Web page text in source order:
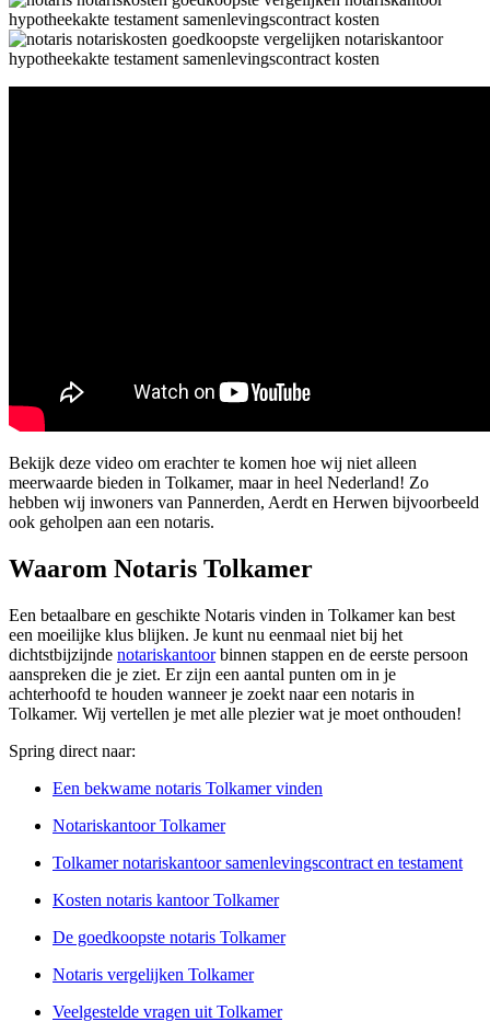
Bekijk deze video om erachter te komen hoe wij niet alleen
meerwaarde bieden in Tolkamer, maar in heel Nederland! Zo
hebben wij inwoners van Pannerden, Aerdt en Herwen bijvoorbeeld
ook geholpen aan een notaris.
Waarom Notaris Tolkamer
Een betaalbare en geschikte Notaris vinden in Tolkamer kan best
een moeilijke klus blijken. Je kunt nu eenmaal niet bij het
dichtstbijzijnde notariskantoorbinnen stappen en de eerste persoon
aanspreken die je ziet. Er zijn een aantal punten om in je
achterhoofd te houden wanneer je zoekt naar een notaris in
Tolkamer. Wij vertellen je met alle plezier wat je moet onthouden!
Spring direct naar:
Een bekwame notaris Tolkamer vinden
Notariskantoor Tolkamer
Tolkamer notariskantoor samenlevingscontract en testament
Kosten notaris kantoor Tolkamer
De goedkoopste notaris Tolkamer
Notaris vergelijken Tolkamer
Veelgestelde vragen uit Tolkamer